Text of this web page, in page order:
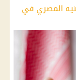
المصري في